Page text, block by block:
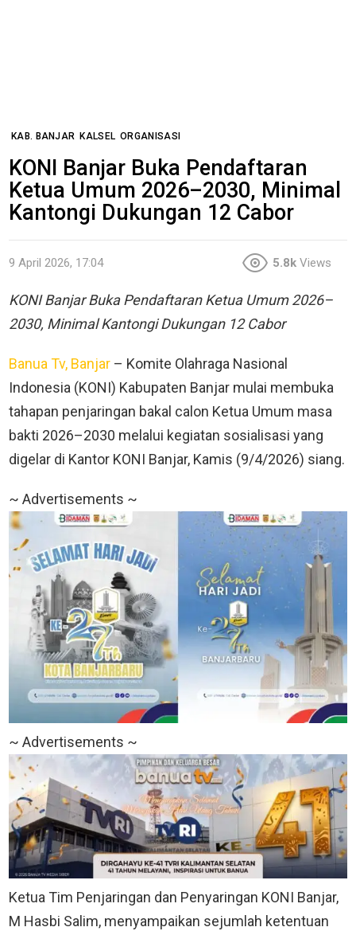
KAB. BANJAR KALSEL ORGANISASI
KONI Banjar Buka Pendaftaran
Ketua Umum 2026–2030, Minimal
Kantongi Dukungan 12 Cabor
9 April 2026, 17:04 5.8k Views
KONI Banjar Buka Pendaftaran Ketua Umum 2026–
2030, Minimal Kantongi Dukungan 12 Cabor
Banua Tv, Banjar – Komite Olahraga Nasional
Indonesia (KONI) Kabupaten Banjar mulai membuka
tahapan penjaringan bakal calon Ketua Umum masa
bakti 2026–2030 melalui kegiatan sosialisasi yang
digelar di Kantor KONI Banjar, Kamis (9/4/2026) siang.
~ Advertisements ~
~ Advertisements ~
Ketua Tim Penjaringan dan Penyaringan KONI Banjar,
M Hasbi Salim, menyampaikan sejumlah ketentuan